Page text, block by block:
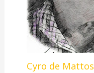
Cyro de